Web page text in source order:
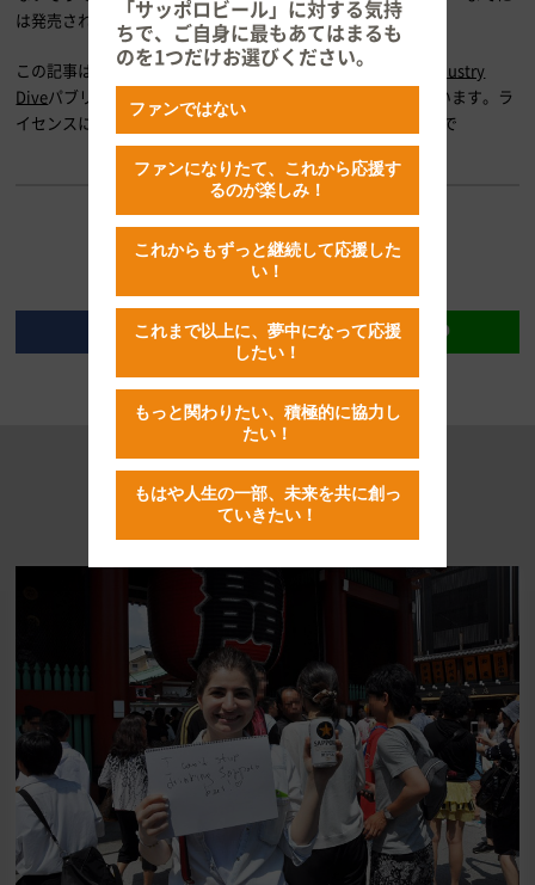
は発売されるのではないでしょうか。
この記事は Food & Wine のマーク・ポメランツが執筆し、
Industry
Diveパブリッシャーネットワークを通じてライセンスされています。ラ
イセンスに関するお問い合わせは
まで
RECOMMENDED
「サッポロビール」に対する気持
ちで、ご自身に最もあてはまるも
のを1つだけお選びください。
ファンではない
ファンになりたて、これから応援す
るのが楽しみ！
これからもずっと継続して応援した
い！
これまで以上に、夢中になって応援
したい！
もっと関わりたい、積極的に協力し
たい！
もはや人生の一部、未来を共に創っ
ていきたい！